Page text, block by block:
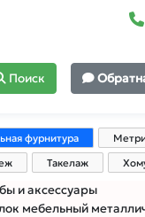
Поиск
фурнитура
Такелаж
и аксессуары
мебельный